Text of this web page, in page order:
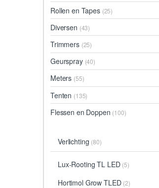
Rollen en Tapes (25)
Diversen (43)
Trimmers (25)
Geurspray (40)
Meters (55)
Tenten (135)
Flessen en Doppen (100)
Verlichting (80)
Lux-Rooting TL LED (5)
Hortimol Grow TLED (2)